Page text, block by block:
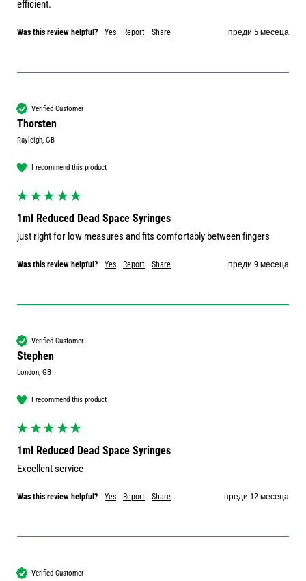
efficient.
Was this review helpful? Yes Report Share преди 5 месеца
Verified Customer
Thorsten
Rayleigh, GB
I recommend this product
1ml Reduced Dead Space Syringes
just right for low measures and fits comfortably between fingers
Was this review helpful? Yes Report Share преди 9 месеца
Verified Customer
Stephen
London, GB
I recommend this product
1ml Reduced Dead Space Syringes
Excellent service
Was this review helpful? Yes Report Share преди 12 месеца
Verified Customer